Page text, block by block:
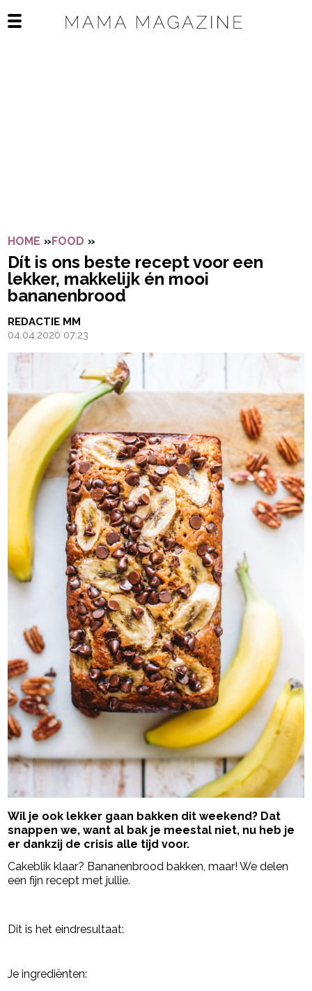
Open het mobiele menu
HOME »FOOD »
Dít is ons beste recept voor een
lekker, makkelijk én mooi
bananenbrood
REDACTIE MM
04.04.2020 07:23
Wil je ook lekker gaan bakken dit weekend? Dat
snappen we, want al bak je meestal niet, nu heb je
er dankzij de crisis alle tijd voor.
Cakeblik klaar? Bananenbrood bakken, maar! We delen
een fijn recept met jullie.
Dit is het eindresultaat:
Je ingrediënten: